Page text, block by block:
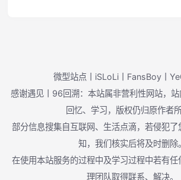
微型站点丨iSLoLi丨FansBoy丨
感谢遇见丨96回溯：本站属非营利性网站，
回忆、学习，版权仍归原作者所
部分信息搜集自互联网、生活点滴，若侵犯
知，我们核实后将及时删除。
在使用本站服务的过程中及学习过程中若有
理团队取得联系、解决。